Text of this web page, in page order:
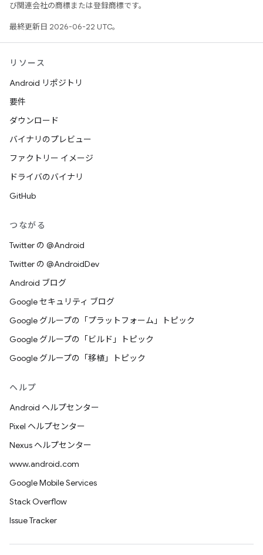
び関連会社の商標または登録商標です。
最終更新日 2026-06-22 UTC。
リソース
Android リポジトリ
要件
ダウンロード
バイナリのプレビュー
ファクトリー イメージ
ドライバのバイナリ
GitHub
つながる
Twitter の @Android
Twitter の @AndroidDev
Android ブログ
Google セキュリティ ブログ
Google グループの「プラットフォーム」トピック
Google グループの「ビルド」トピック
Google グループの「移植」トピック
ヘルプ
Android ヘルプセンター
Pixel ヘルプセンター
Nexus ヘルプセンター
www.android.com
Google Mobile Services
Stack Overflow
Issue Tracker